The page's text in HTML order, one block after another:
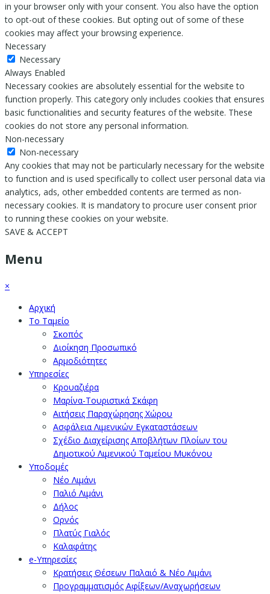
in your browser only with your consent. You also have the option
to opt-out of these cookies. But opting out of some of these
cookies may affect your browsing experience.
Necessary
Necessary
Always Enabled
Necessary cookies are absolutely essential for the website to
function properly. This category only includes cookies that ensures
basic functionalities and security features of the website. These
cookies do not store any personal information.
Non-necessary
Non-necessary
Any cookies that may not be particularly necessary for the website
to function and is used specifically to collect user personal data via
analytics, ads, other embedded contents are termed as non-
necessary cookies. It is mandatory to procure user consent prior
to running these cookies on your website.
SAVE & ACCEPT
Menu
×
Αρχική
Το Ταμείο
Σκοπός
Διοίκηση Προσωπικό
Αρμοδιότητες
Υπηρεσίες
Κρουαζιέρα
Μαρίνα-Τουριστικά Σκάφη
Αιτήσεις Παραχώρησης Χώρου
Ασφάλεια Λιμενικών Εγκαταστάσεων
Σχέδιο Διαχείρισης Αποβλήτων Πλοίων του
Δημοτικού Λιμενικού Ταμείου Μυκόνου
Υποδομές
Νέο Λιμάνι
Παλιό Λιμάνι
Δήλος
Ορνός
Πλατύς Γιαλός
Καλαφάτης
e-Υπηρεσίες
Κρατήσεις Θέσεων Παλαιό & Νέο Λιμάνι
Προγραμματισμός Αφίξεων/Αναχωρήσεων